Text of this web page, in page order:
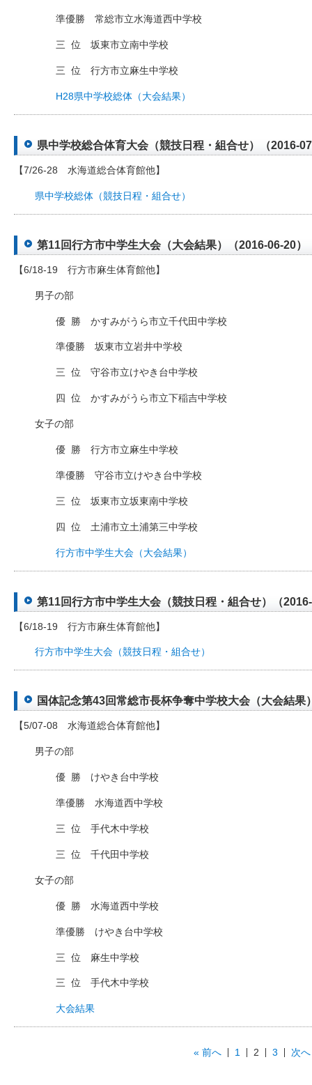
準優勝 常総市立水海道西中学校
三 位 坂東市立南中学校
三 位 行方市立麻生中学校
H28県中学校総体（大会結果）
県中学校総合体育大会（競技日程・組合せ）（2016-
【7/26-28 水海道総合体育館他】
県中学校総体（競技日程・組合せ）
第11回行方市中学生大会（大会結果）（2016-06-20）
【6/18-19 行方市麻生体育館他】
男子の部
優 勝 かすみがうら市立千代田中学校
準優勝 坂東市立岩井中学校
三 位 守谷市立けやき台中学校
四 位 かすみがうら市立下稲吉中学校
女子の部
優 勝 行方市立麻生中学校
準優勝 守谷市立けやき台中学校
三 位 坂東市立坂東南中学校
四 位 土浦市立土浦第三中学校
行方市中学生大会（大会結果）
第11回行方市中学生大会（競技日程・組合せ）（
【6/18-19 行方市麻生体育館他】
行方市中学生大会（競技日程・組合せ）
国体記念第43回常総市長杯争奪中学校大会（大会結果
【5/07-08 水海道総合体育館他】
男子の部
優 勝 けやき台中学校
準優勝 水海道西中学校
三 位 手代木中学校
三 位 千代田中学校
女子の部
優 勝 水海道西中学校
準優勝 けやき台中学校
三 位 麻生中学校
三 位 手代木中学校
大会結果
« 前へ 1 2 3 次